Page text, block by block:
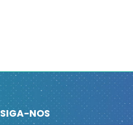
SIGA-NOS